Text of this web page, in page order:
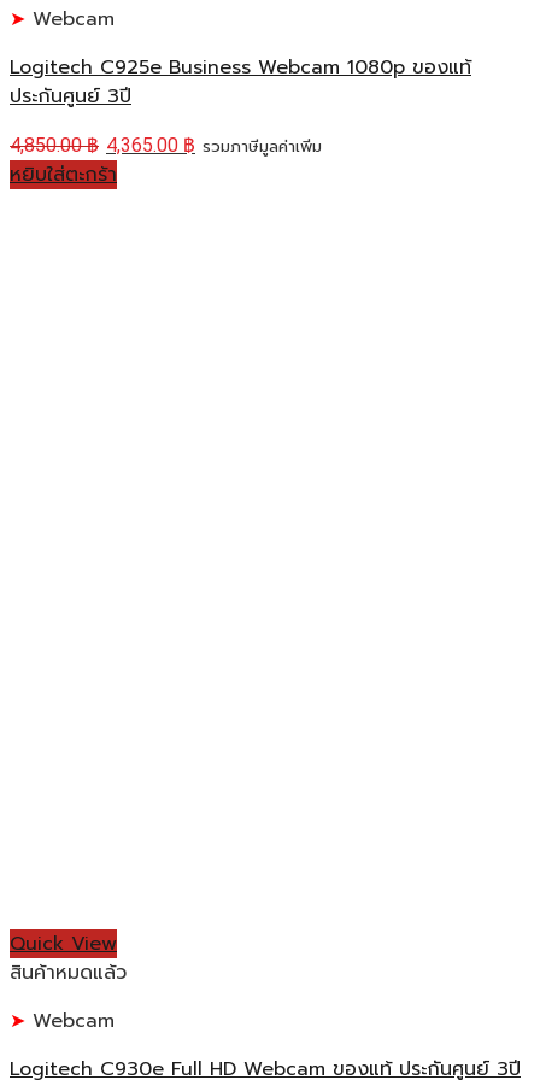
Webcam
Logitech C925e Business Webcam 1080p ของแท้
ประกันศูนย์ 3ปี
4,850.00฿ 4,365.00 ฿ รวมภาษีมูลค่าเพิ่ม
หยิบใส่ตะกร้า
Quick View
สินค้าหมดแล้ว
Webcam
Logitech C930e Full HD Webcam ของแท้ ประกันศูนย์ 3ปี